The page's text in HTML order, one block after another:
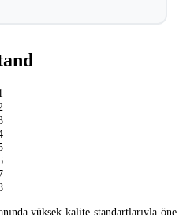
yüksek kalite standartlarıyla öne